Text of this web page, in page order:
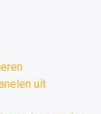
uit